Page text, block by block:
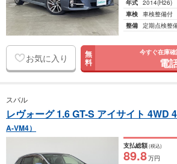
年式 2014(H26)
車検 車検整備付
整備 定期点検整
お気に入り 無
料
今すぐ在庫
電
スバル
レヴォーグ 1.6 GT-S アイサイト 4WD
A-VM4）
支払総額(税込)
89.8万円